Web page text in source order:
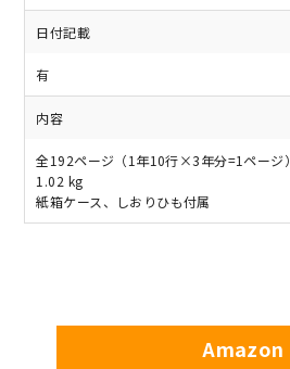
日付記載
有
内容
全192ページ（1年10行×3年分=1ページ）
1.02 kg
紙箱ケース、しおりひも付属
Amazon